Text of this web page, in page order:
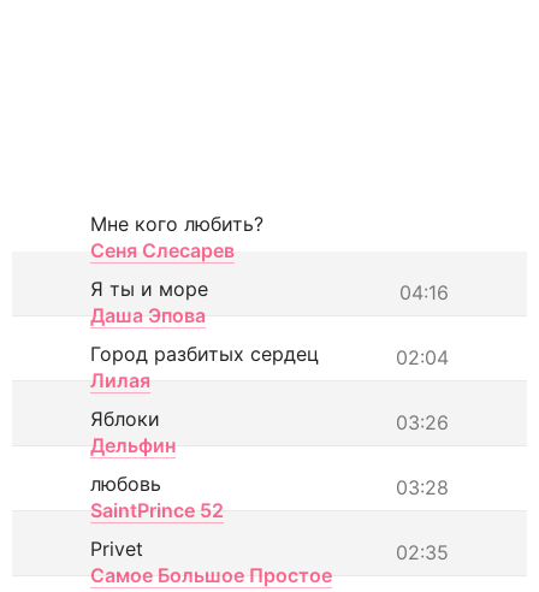
Мне кого любить?
Сеня Слесарев
04:16
Я ты и море
Даша Эпова
02:04
Город разбитых сердец
Лилая
03:26
Яблоки
Дельфин
03:28
любовь
SaintPrince 52
02:35
Privet
Самое Большое Простое